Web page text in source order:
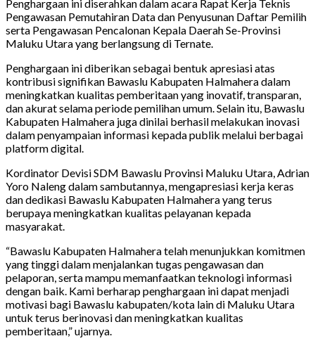
Penghargaan ini diserahkan dalam acara Rapat Kerja Teknis
Pengawasan Pemutahiran Data dan Penyusunan Daftar Pemilih
serta Pengawasan Pencalonan Kepala Daerah Se-Provinsi
Maluku Utara yang berlangsung di Ternate.
Penghargaan ini diberikan sebagai bentuk apresiasi atas
kontribusi signifikan Bawaslu Kabupaten Halmahera dalam
meningkatkan kualitas pemberitaan yang inovatif, transparan,
dan akurat selama periode pemilihan umum. Selain itu, Bawaslu
Kabupaten Halmahera juga dinilai berhasil melakukan inovasi
dalam penyampaian informasi kepada publik melalui berbagai
platform digital.
Kordinator Devisi SDM Bawaslu Provinsi Maluku Utara, Adrian
Yoro Naleng dalam sambutannya, mengapresiasi kerja keras
dan dedikasi Bawaslu Kabupaten Halmahera yang terus
berupaya meningkatkan kualitas pelayanan kepada
masyarakat.
“Bawaslu Kabupaten Halmahera telah menunjukkan komitmen
yang tinggi dalam menjalankan tugas pengawasan dan
pelaporan, serta mampu memanfaatkan teknologi informasi
dengan baik. Kami berharap penghargaan ini dapat menjadi
motivasi bagi Bawaslu kabupaten/kota lain di Maluku Utara
untuk terus berinovasi dan meningkatkan kualitas
pemberitaan,” ujarnya.